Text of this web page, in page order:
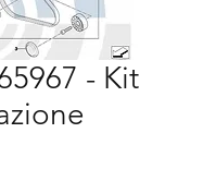
- Kit